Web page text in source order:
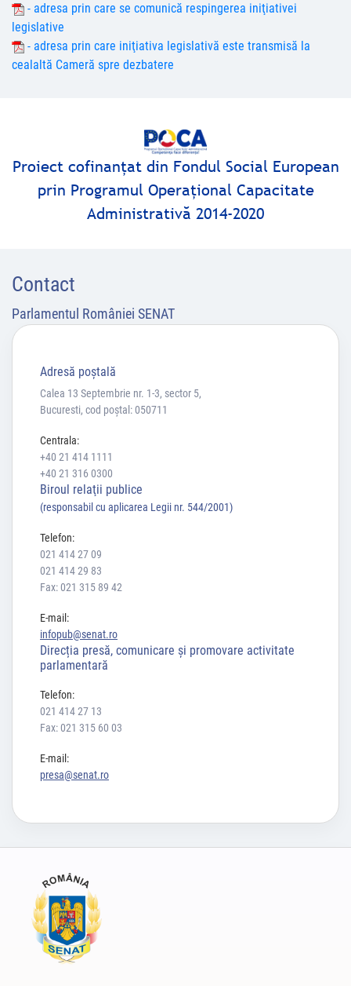
- adresa prin care se comunică respingerea iniţiativei
legislative
- adresa prin care iniţiativa legislativă este transmisă la
cealaltă Cameră spre dezbatere
Proiect cofinanţat din Fondul Social European
prin Programul Operaţional Capacitate
Administrativă 2014-2020
Contact
Parlamentul României SENAT
Adresă poştală
Calea 13 Septembrie nr. 1-3, sector 5,
Bucuresti, cod poștal: 050711
Centrala:
+40 21 414 1111
+40 21 316 0300
Biroul relaţii publice
(responsabil cu aplicarea Legii nr. 544/2001)
Telefon:
021 414 27 09
021 414 29 83
Fax: 021 315 89 42
E-mail:
infopub@senat.ro
Direcția presă, comunicare și promovare activitate
parlamentară
Telefon:
021 414 27 13
Fax: 021 315 60 03
E-mail:
presa@senat.ro